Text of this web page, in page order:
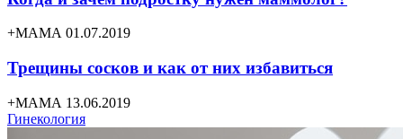
+МАМА 01.07.2019
Трещины сосков и как от них избавиться
+МАМА 13.06.2019
Гинекология